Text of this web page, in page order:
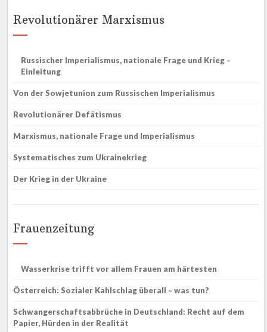
Revolutionärer Marxismus
Russischer Imperialismus, nationale Frage und Krieg –
Einleitung
Von der Sowjetunion zum Russischen Imperialismus
Revolutionärer Defätismus
Marxismus, nationale Frage und Imperialismus
Systematisches zum Ukrainekrieg
Der Krieg in der Ukraine
Frauenzeitung
Wasserkrise trifft vor allem Frauen am härtesten
Österreich: Sozialer Kahlschlag überall – was tun?
Schwangerschaftsabbrüche in Deutschland: Recht auf dem
Papier, Hürden in der Realität